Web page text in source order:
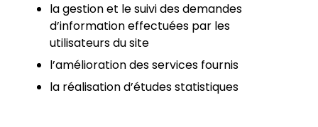
la gestion et le suivi des demandes
d’information effectuées par les
utilisateurs du site
l’amélioration des services fournis
la réalisation d’études statistiques